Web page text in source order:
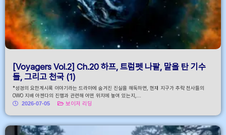
[Voyagers Vol.2] Ch.20 하프, 트럼펫 나팔, 말을 탄 기수
들, 그리고 천국 (1)
*성경의 요한계시록 이야기라는 드라마에 숨겨진 진실을 해독하면, 현재 지구가 추락 천사들의
OWO 지배 아젠다의 진행과 관련해 어떤 위치에 놓여 있는지,...
2026-07-05
보이저 리딩